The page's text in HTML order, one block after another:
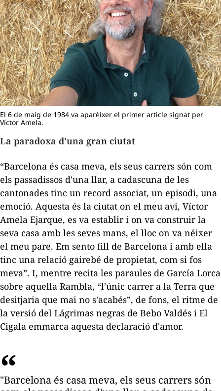
El 6 de maig de 1984 va aparèixer el primer article signat per
Víctor Amela.
La paradoxa d'una gran ciutat
“Barcelona és casa meva, els seus carrers són com
els passadissos d'una llar, a cadascuna de les
cantonades tinc un record associat, un episodi, una
emoció. Aquesta és la ciutat on el meu avi, Víctor
Amela Ejarque, es va establir i on va construir la
seva casa amb les seves mans, el lloc on va néixer
el meu pare. Em sento fill de Barcelona i amb ella
tinc una relació gairebé de propietat, com si fos
meva”. I, mentre recita les paraules de García Lorca
sobre aquella Rambla, “l'únic carrer a la Terra que
desitjaria que mai no s'acabés”, de fons, el ritme de
la versió del Lágrimas negras de Bebo Valdés i El
Cigala emmarca aquesta declaració d'amor.
"Barcelona és casa meva, els seus carrers són